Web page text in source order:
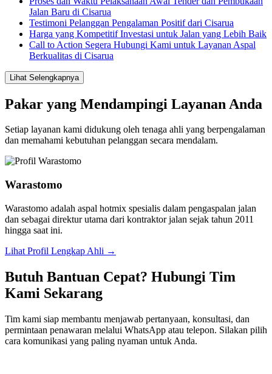
Jalan Baru di Cisarua
Testimoni Pelanggan Pengalaman Positif dari Cisarua
Harga yang Kompetitif Investasi untuk Jalan yang Lebih Baik
Call to Action Segera Hubungi Kami untuk Layanan Aspal
Berkualitas di Cisarua
Lihat Selengkapnya
Pakar yang Mendampingi Layanan Anda
Setiap layanan kami didukung oleh tenaga ahli yang berpengalaman
dan memahami kebutuhan pelanggan secara mendalam.
Warastomo
Warastomo adalah aspal hotmix spesialis dalam pengaspalan jalan
dan sebagai direktur utama dari kontraktor jalan sejak tahun 2011
hingga saat ini.
Lihat Profil Lengkap Ahli →
Butuh Bantuan Cepat? Hubungi Tim
Kami Sekarang
Tim kami siap membantu menjawab pertanyaan, konsultasi, dan
permintaan penawaran melalui WhatsApp atau telepon. Silakan pilih
cara komunikasi yang paling nyaman untuk Anda.